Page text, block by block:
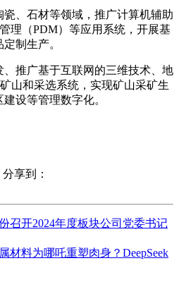
、石材等领域，推广计算机辅助
理（PDM）等应用系统，开展基
制生产。
推广基于互联网的三维技术、地
山和采选系统，实现矿山采矿生
设等管理数字化。
分享到：
召开2024年度板块公司党委书记
材料为哪吒重塑肉身？DeepSeek